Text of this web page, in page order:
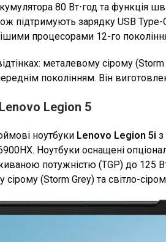
80 Вт⋅год та функція
підтримують зарядку USB
процесорами 12-го
металевому сірому
поколінням. Він
Legion 5
ноутбуки Lenovo Legion 5i з
Ноутбуки оснащені
потужністю (TGP) до
(Storm Grey) та світло-